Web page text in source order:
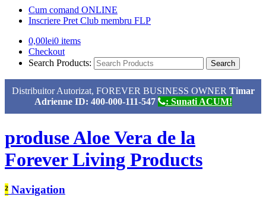
Cum comand ONLINE
Inscriere Pret Club membru FLP
0,00lei0 items
Checkout
Search Products:
Distribuitor Autorizat, FOREVER BUSINESS OWNER Timar
Adrienne ID: 400-000-111-547
: Sunati ACUM!
produse Aloe Vera de la
Forever Living Products
² Navigation